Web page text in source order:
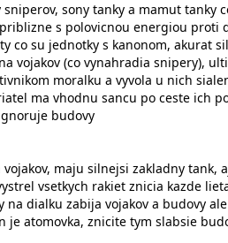
sony tanky a mamut tanky
s polovicnou energiou proti
co su jednotky s kanonom, akurat
vojakov (co vynahradia snipery),
moralku a vyvola u nich
ma vhodnu sancu po ceste ich
budovy
maju silnejsi zakladny tank,
vsetkych rakiet znicia kazde
na dialku zabija vojakov a budovy
atomovka, znicite tym slabsie